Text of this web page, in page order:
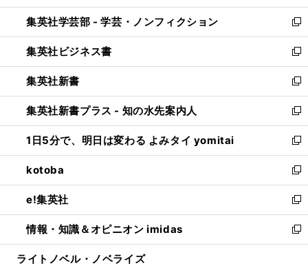
開
く
ウ
で
開
く
ン
ド
ウ
で
開
く
ウ
ィ
ン
ド
ウ
で
開
く
集英社学芸部 - 学芸・ノンフィクション
新
し
い
ウ
ィ
ン
ド
ウ
で
開
く
集英社ビジネス書
新
し
い
ウ
ィ
ン
ド
ウ
で
開
く
集英社新書
新
し
い
ウ
ィ
ン
ド
ウ
で
開
く
集英社新書プラス - 知の水先案内人
新
し
い
ウ
ィ
ン
ド
ウ
で
開
1日5分で、明日は変わる よみタイ yomitai
新
し
い
ウ
ィ
ン
ド
ウ
kotoba
新
し
い
ウ
ィ
ン
e!集英社
新
し
い
ウ
情報・知識＆オピニオン imidas
新
し
ライトノベル・ノベライズ